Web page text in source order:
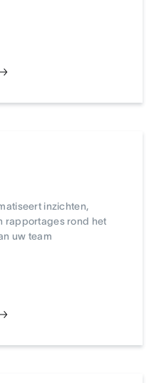
inzichten,
rapportages rond het
uw team